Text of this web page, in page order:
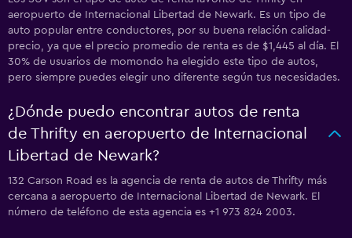
aeropuerto de Internacional Libertad de Newark. Es un tipo de
auto popular entre conductores, por su buena relación calidad-
precio, ya que el precio promedio de renta es de $1,445 al día. El
30% de usuarios de momondo ha elegido este tipo de autos,
pero siempre puedes elegir uno diferente según tus necesidades.
¿Dónde puedo encontrar autos de renta
de Thrifty en aeropuerto de Internacional
Libertad de Newark?
132 Carson Road es la agencia de renta de autos de Thrifty más
cercana a aeropuerto de Internacional Libertad de Newark. El
número de teléfono de esta agencia es +1 973 824 2003.